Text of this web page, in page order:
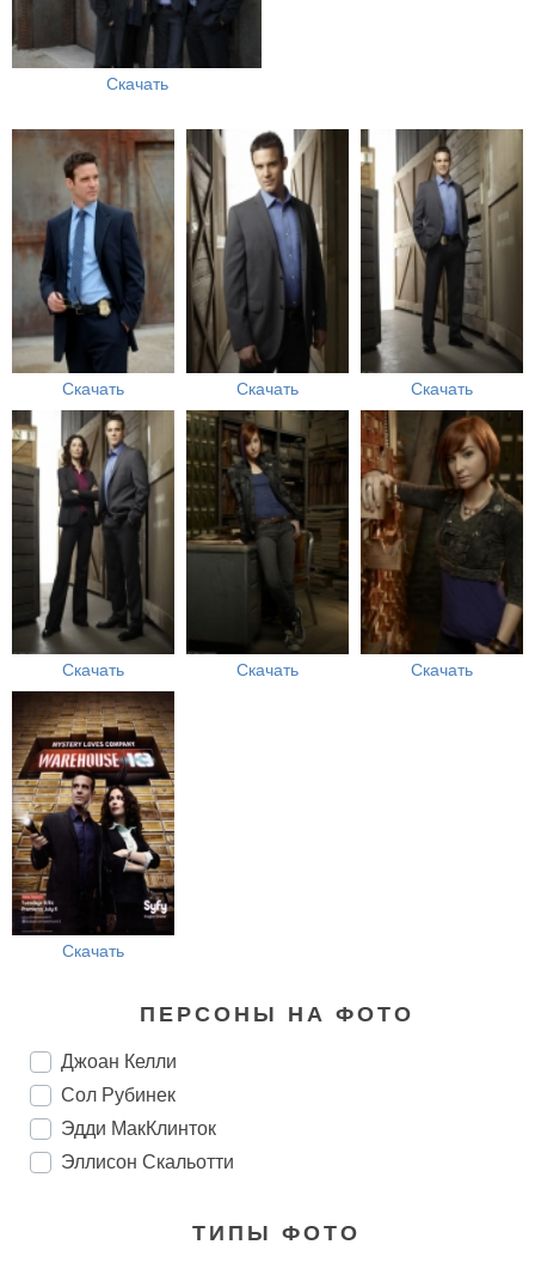
Скачать
Скачать Скачать Скачать
Скачать Скачать Скачать
Скачать
ПЕРСОНЫ НА ФОТО
Джоан Келли
Сол Рубинек
Эдди МакКлинток
Эллисон Скальотти
ТИПЫ ФОТО